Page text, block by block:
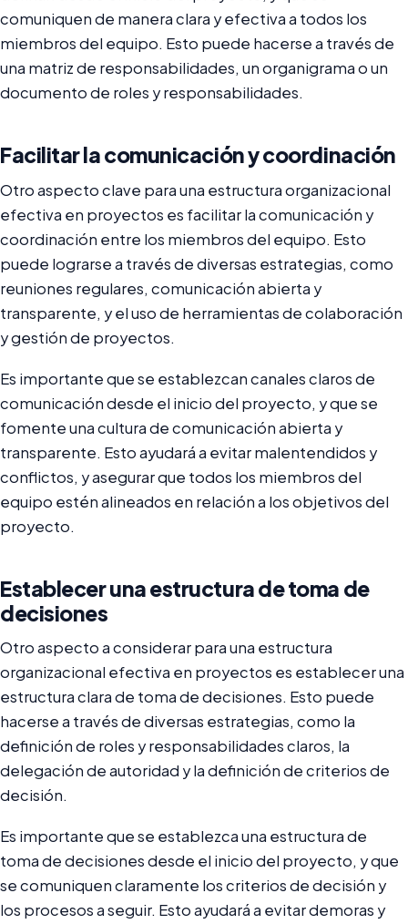
comuniquen de manera clara y efectiva a todos los
miembros del equipo. Esto puede hacerse a través de
una matriz de responsabilidades, un organigrama o un
documento de roles y responsabilidades.
Facilitar la comunicación y coordinación
Otro aspecto clave para una estructura organizacional
efectiva en proyectos es facilitar la comunicación y
coordinación entre los miembros del equipo. Esto
puede lograrse a través de diversas estrategias, como
reuniones regulares, comunicación abierta y
transparente, y el uso de herramientas de colaboración
y gestión de proyectos.
Es importante que se establezcan canales claros de
comunicación desde el inicio del proyecto, y que se
fomente una cultura de comunicación abierta y
transparente. Esto ayudará a evitar malentendidos y
conflictos, y asegurar que todos los miembros del
equipo estén alineados en relación a los objetivos del
proyecto.
Establecer una estructura de toma de
decisiones
Otro aspecto a considerar para una estructura
organizacional efectiva en proyectos es establecer una
estructura clara de toma de decisiones. Esto puede
hacerse a través de diversas estrategias, como la
definición de roles y responsabilidades claros, la
delegación de autoridad y la definición de criterios de
decisión.
Es importante que se establezca una estructura de
toma de decisiones desde el inicio del proyecto, y que
se comuniquen claramente los criterios de decisión y
los procesos a seguir. Esto ayudará a evitar demoras y